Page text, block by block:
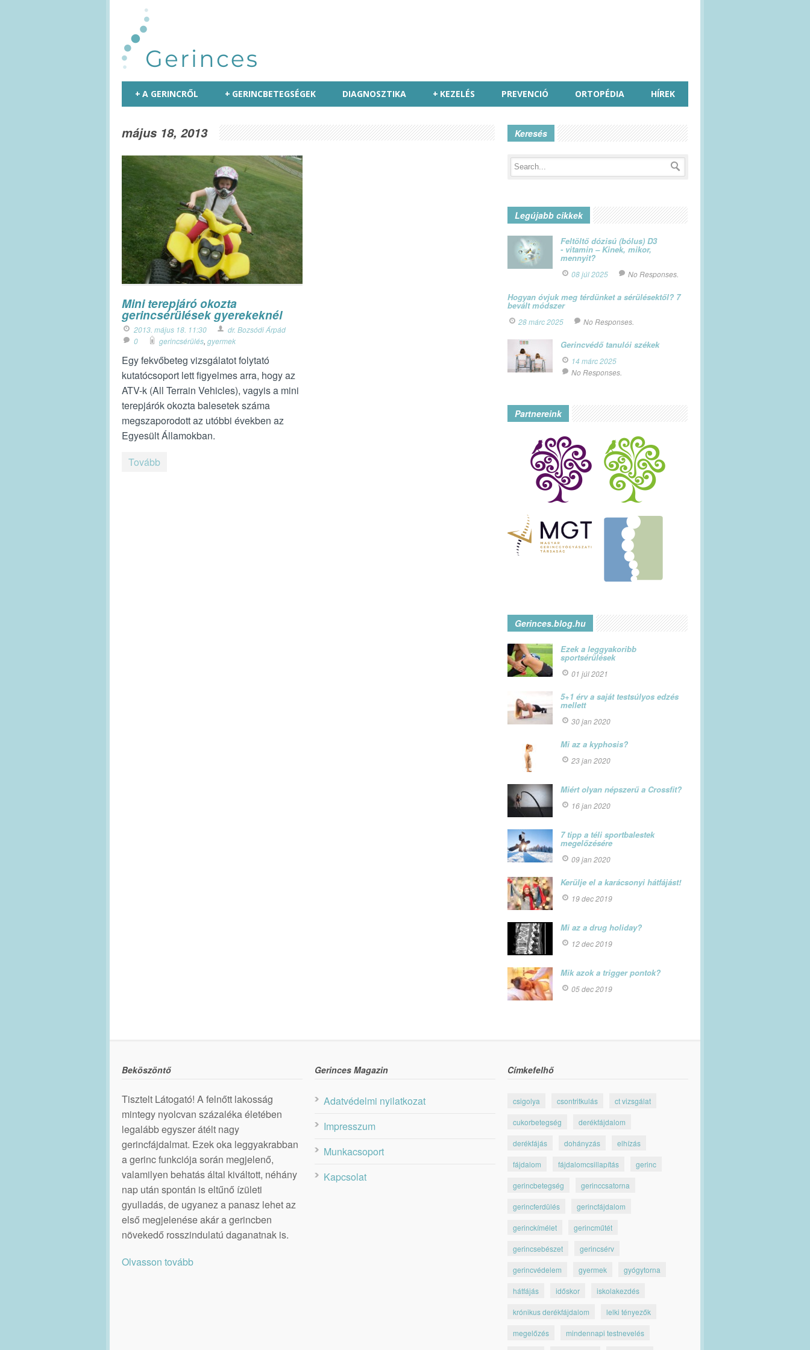
A GERINCRŐL
+ GERINCBETEGSÉGEK
+ DIAGNOSZTIKA KEZELÉS
+ PREVENCIÓ ORTOPÉDIA HÍREK
május 18, 2013
Mini terepjáró okozta
gerincsérülések gyerekeknél
2013. május 18. 11:30
dr. Bozsódi Árpád
0
gerincsérülés, gyermek
Egy fekvőbeteg vizsgálatot folytató
kutatócsoport lett figyelmes arra, hogy az
ATV-k (All Terrain Vehicles), vagyis a mini
terepjárók okozta balesetek száma
megszaporodott az utóbbi években az
Egyesült Államokban.
Tovább
Keresés
Legújabb cikkek
Feltöltő dózisú (bólus) D3
- vitamin – Kinek, mikor,
mennyit?
08 júl 2025 No Responses.
Hogyan óvjuk meg térdünket a sérülésektől? 7
bevált módszer
28 márc 2025 No Responses.
Gerincvédő tanulói székek
14 márc 2025
No Responses.
Partnereink
Gerinces.blog.hu
Ezek a leggyakoribb
sportsérülések
01 júl 2021
5+1 érv a saját testsúlyos edzés
mellett
30 jan 2020
Mi az a kyphosis?
23 jan 2020
Miért olyan népszerű a Crossfit?
16 jan 2020
7 tipp a téli sportbalestek
megelőzésére
09 jan 2020
Kerülje el a karácsonyi hátfájást!
19 dec 2019
Mi az a drug holiday?
12 dec 2019
Mik azok a trigger pontok?
05 dec 2019
Beköszöntő
Tisztelt Látogató! A felnőtt lakosság
mintegy nyolcvan százaléka életében
legalább egyszer átélt nagy
gerincfájdalmat. Ezek oka leggyakrabban
a gerinc funkciója során megjelenő,
valamilyen behatás által kiváltott, néhány
nap után spontán is eltűnő ízületi
gyulladás, de ugyanez a panasz lehet az
első megjelenése akár a gerincben
növekedő rosszindulatú daganatnak is.
Olvasson tovább
Gerinces Magazin
Adatvédelmi nyilatkozat
Impresszum
Munkacsoport
Kapcsolat
Címkefelhő
csigolya csontritkulás ct vizsgálat
cukorbetegség derékfájdalom
derékfájás dohányzás elhízás
fájdalom fájdalomcsillapítás gerinc
gerincbetegség gerinccsatorna
gerincferdülés gerincfájdalom
gerinckímélet gerincműtét
gerincsebészet gerincsérv
gerincvédelem gyermek gyógytorna
hátfájás időskor iskolakezdés
krónikus derékfájdalom lelki tényezők
megelőzés mindennapi testnevelés